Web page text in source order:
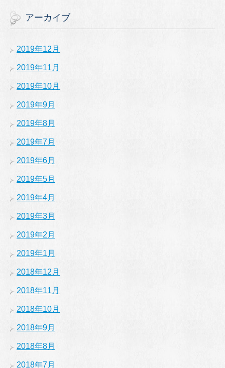
アーカイブ
2019年12月
2019年11月
2019年10月
2019年9月
2019年8月
2019年7月
2019年6月
2019年5月
2019年4月
2019年3月
2019年2月
2019年1月
2018年12月
2018年11月
2018年10月
2018年9月
2018年8月
2018年7月